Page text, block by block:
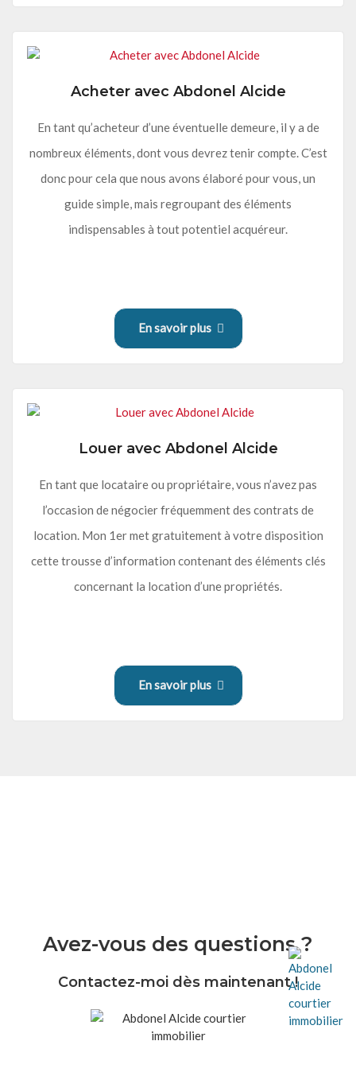
Acheter avec Abdonel Alcide
En tant qu’acheteur d’une éventuelle demeure, il y a de
nombreux éléments, dont vous devrez tenir compte. C’est
donc pour cela que nous avons élaboré pour vous, un
guide simple, mais regroupant des éléments
indispensables à tout potentiel acquéreur.
En savoir plus
Louer avec Abdonel Alcide
En tant que locataire ou propriétaire, vous n’avez pas
l’occasion de négocier fréquemment des contrats de
location. Mon 1er met gratuitement à votre disposition
cette trousse d’information contenant des éléments clés
concernant la location d’une propriétés.
En savoir plus
Avez-vous des questions ?
Contactez-moi dès maintenant !